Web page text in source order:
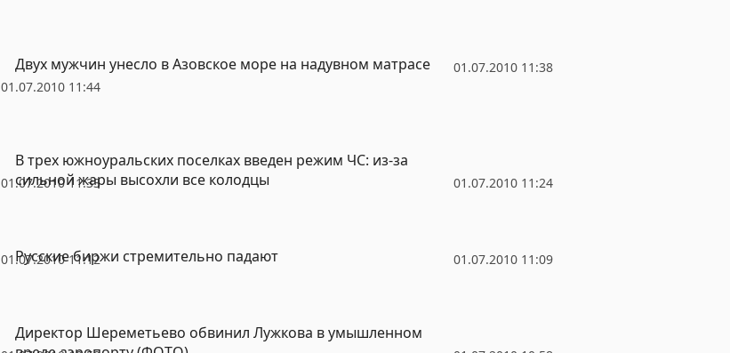
01.07.2010 11:44
01.07.2010 11:38
Двух мужчин унесло в Азовское море на надувном матрасе
01.07.2010 11:33 01.07.2010 11:24
В трех южноуральских поселках введен режим ЧС: из-за
сильной жары высохли все колодцы
01.07.2010 11:12 01.07.2010 11:09
Русские биржи стремительно падают
Директор Шереметьево обвинил Лужкова в умышленном